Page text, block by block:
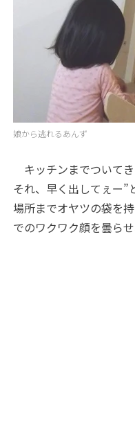
娘から逃れるあんず
キッチンまでついて
それ、早く出してぇー
場所までオヤツの袋を
でのワクワク顔を曇らせ